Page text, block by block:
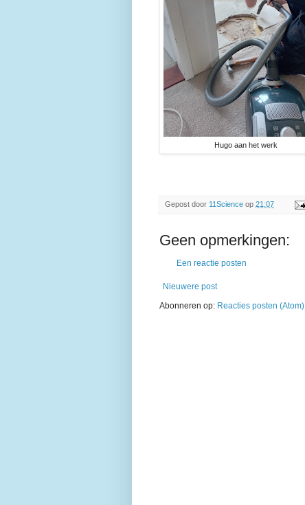
Hugo aan het werk
Gepost door 11Science op 21:07
Geen opmerkingen:
Een reactie posten
Nieuwere post
Abonneren op: Reacties posten (Atom)